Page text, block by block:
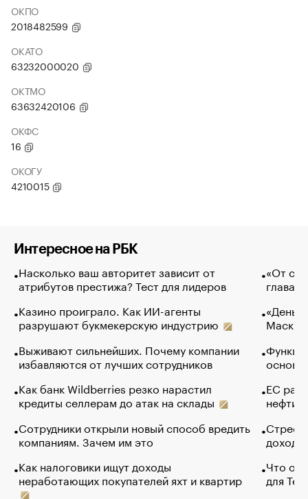
ОКПО
2018482599
ОКАТО
63232000020
ОКТМО
63632420106
ОКФС
16
ОКОГУ
4210015
Интересное на РБК
Насколько ваш авторитет зависит от
атрибутов престижа? Тест для лидеров
Казино проиграло. Как ИИ-агенты
разрушают букмекерскую индустрию
Выживают сильнейших. Почему компании
избавляются от лучших сотрудников
Как банк Wildberries резко нарастил
кредиты селлерам до атак на склады
Сотрудники открыли новый способ вредить
компаниям. Зачем им это
Как налоговики ищут доходы
неработающих покупателей яхт и квартир
«От
глава
Маск в
основ
ЕС
нефти
Что
для